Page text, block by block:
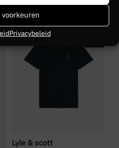
Privacybeleid
SALE
Lyle & scott